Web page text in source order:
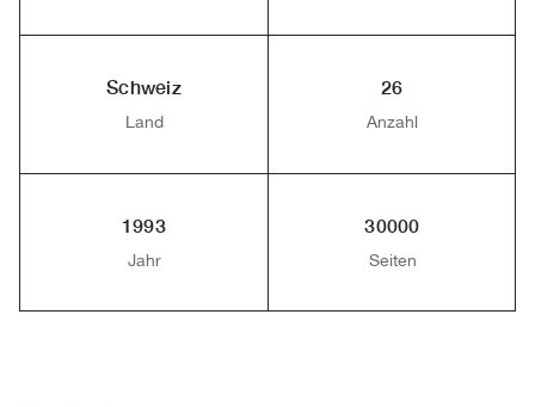
Schweiz
Land
26
Anzahl
1993
Jahr
30000
Seiten